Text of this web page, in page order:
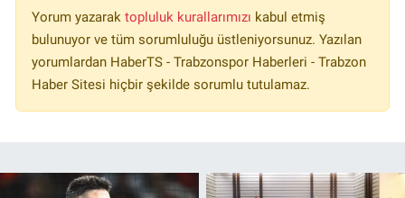
Yorum yazarak topluluk kurallarımızı kabul etmiş
bulunuyor ve tüm sorumluluğu üstleniyorsunuz. Yazılan
yorumlardan HaberTS - Trabzonspor Haberleri - Trabzon
Haber Sitesi hiçbir şekilde sorumlu tutulamaz.